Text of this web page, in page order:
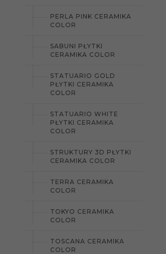
PERLA PINK CERAMIKA
COLOR
SABUNI PŁYTKI
CERAMIKA COLOR
STATUARIO GOLD
PŁYTKI CERAMIKA
COLOR
STATUARIO WHITE
PŁYTKI CERAMIKA
COLOR
STRUKTURY 3D PŁYTKI
CERAMIKA COLOR
TERRA CERAMIKA
COLOR
TOKYO CERAMIKA
COLOR
TOSCANA CERAMIKA
COLOR